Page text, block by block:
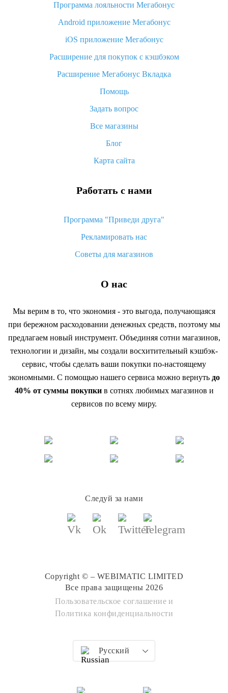
Как узнать, куда пришла посылка с Алиэкспресс
Вы отменили заказ на Алиэкспресс, когда вернут деньги?
Что такое баллы на Алиэкспресс, как их получить и
«AliExpress Standard Shipping»: что это за метод доставки и
как его отслеживать
Как покупать оптом на Алиэкспресс
Что делать, если не пришел товар с Алиэкспресс
возврата денег
Программа лояльности Мегабонус
Android приложение Мегабонус
iOS приложение Мегабонус
Расширение для покупок с кэшбэком
Расширение Мегабонус Вкладка
Помощь
Задать вопрос
Все магазины
Блог
Карта сайта
Работать с нами
Программа "Приведи друга"
Рекламировать нас
Советы для магазинов
О нас
Мы верим в то, что экономия - это выгода, получающаяся
при бережном расходовании денежных средств, поэтому мы
предлагаем новый инструмент. Объединяя сотни магазинов,
технологии и дизайн, мы создали восхитительный кэшбэк-
сервис, чтобы сделать ваши покупки по-настоящему
экономными. С помощью нашего сервиса можно вернуть до
40% от суммы покупкив сотнях любимых магазинов и
сервисов по всему миру.
Следуй за нами
Copyright © – WEBIMATIC LIMITED
Все права защищены 2026
Пользовательское соглашение и
Политика конфиденциальности
Русский